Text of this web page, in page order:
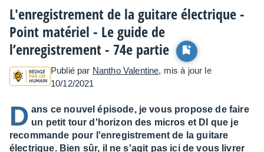
L'enregistrement de la guitare électrique -
Point matériel - Le guide de
l’enregistrement - 74e partie
Publié par Nantho Valentine, mis à jour le
10/12/2021
D ans ce nouvel épisode, je vous propose de faire
un petit tour d'horizon des micros et DI que je
recommande pour l'enregistrement de la guitare
électrique. Bien sûr, il ne s'agit pas ici de vous livrer